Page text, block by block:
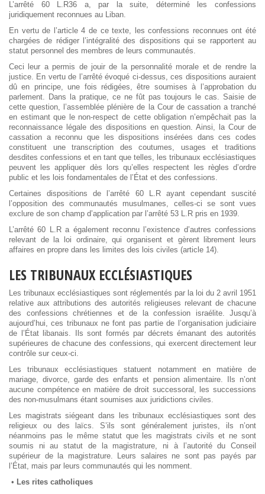
L’arrêté 60 L.R36 a, par la suite, déterminé les confessions
juridiquement reconnues au Liban.
En vertu de l’article 4 de ce texte, les confessions reconnues ont été
chargées de rédiger l’intégralité des dispositions qui se rapportent au
statut personnel des membres de leurs communautés.
Ceci leur a permis de jouir de la personnalité morale et de rendre la
justice. En vertu de l’arrêté évoqué ci-dessus, ces dispositions auraient
dû en principe, une fois rédigées, être soumises à l’approbation du
parlement. Dans la pratique, ce ne fût pas toujours le cas. Saisie de
cette question, l’assemblée plénière de la Cour de cassation a tranché
en estimant que le non-respect de cette obligation n’empêchait pas la
reconnaissance légale des dispositions en question. Ainsi, la Cour de
cassation a reconnu que les dispositions insérées dans ces codes
constituent une transcription des coutumes, usages et traditions
desdites confessions et en tant que telles, les tribunaux ecclésiastiques
peuvent les appliquer dès lors qu’elles respectent les règles d’ordre
public et les lois fondamentales de l’État et des confessions.
Certaines dispositions de l’arrêté 60 L.R ayant cependant suscité
l’opposition des communautés musulmanes, celles-ci se sont vues
exclure de son champ d’application par l’arrêté 53 L.R pris en 1939.
L’arrêté 60 L.R a également reconnu l’existence d’autres confessions
relevant de la loi ordinaire, qui organisent et gèrent librement leurs
affaires en propre dans les limites des lois civiles (article 14).
LES TRIBUNAUX ECCLÉSIASTIQUES
Les tribunaux ecclésiastiques sont réglementés par la loi du 2 avril 1951
relative aux attributions des autorités religieuses relevant de chacune
des confessions chrétiennes et de la confession israélite. Jusqu’à
aujourd’hui, ces tribunaux ne font pas partie de l’organisation judiciaire
de l’État libanais. Ils sont formés par décrets émanant des autorités
supérieures de chacune des confessions, qui exercent directement leur
contrôle sur ceux-ci.
Les tribunaux ecclésiastiques statuent notamment en matière de
mariage, divorce, garde des enfants et pension alimentaire. Ils n’ont
aucune compétence en matière de droit successoral, les successions
des non-musulmans étant soumises aux juridictions civiles.
Les magistrats siégeant dans les tribunaux ecclésiastiques sont des
religieux ou des laïcs. S’ils sont généralement juristes, ils n’ont
néanmoins pas le même statut que les magistrats civils et ne sont
soumis ni au statut de la magistrature, ni à l’autorité du Conseil
supérieur de la magistrature. Leurs salaires ne sont pas payés par
l’État, mais par leurs communautés qui les nomment.
• Les rites catholiques